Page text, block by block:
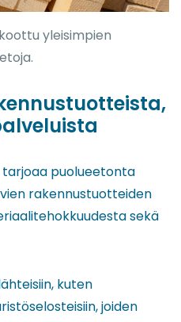
yleisimpien
puolueetonta
rakennustuotteiden
sekä
kuten
joiden